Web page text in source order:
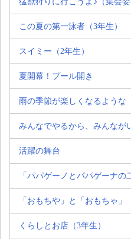
この夏の第一泳者（3年生）
スイミー（2年生）
夏開幕！プール開き
雨の季節が楽しくなるような
みんなでやるから、みんなが
活躍の舞台
「パパゲーノとパパゲーナの
「おもちや」と「おもちゃ」
くらしとお店（3年生）